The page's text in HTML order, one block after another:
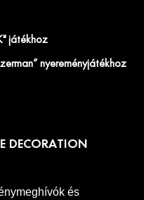
játékhoz
nyereményjátékhoz
DECORATION
és